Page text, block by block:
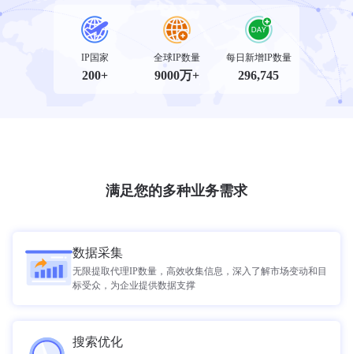
IP国家
200+
全球IP数量
9000万+
每日新增IP数量
296,745
满足您的多种业务需求
数据采集
无限提取代理IP数量，高效收集信息，深入了解市场变动和目
标受众，为企业提供数据支撑
搜索优化